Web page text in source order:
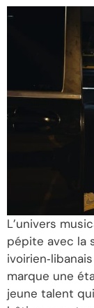
L’univers
pépite avec la
marque une
jeune talent